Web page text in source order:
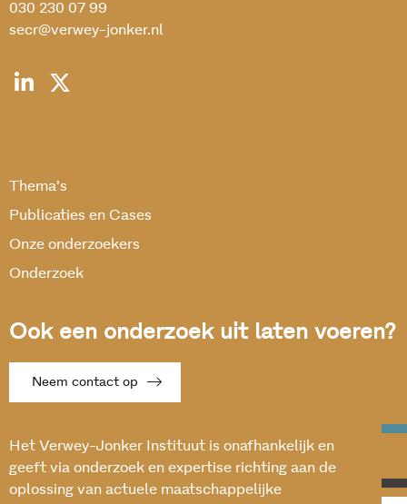
030 230 07 99
secr@verwey-jonker.nl
Thema’s
Publicaties en Cases
Onze onderzoekers
Onderzoek
Ook een onderzoek uit laten voeren?
Neem contact op
Het Verwey-Jonker Instituut is onafhankelijk en
geeft via onderzoek en expertise richting aan de
oplossing van actuele maatschappelijke